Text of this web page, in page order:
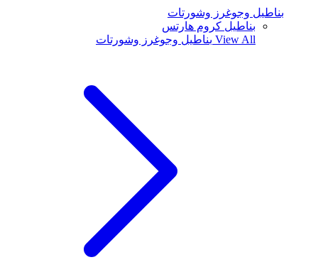
بناطيل وجوغرز وشورتات
بناطيل كروم هارتس
View All بناطيل وجوغرز وشورتات